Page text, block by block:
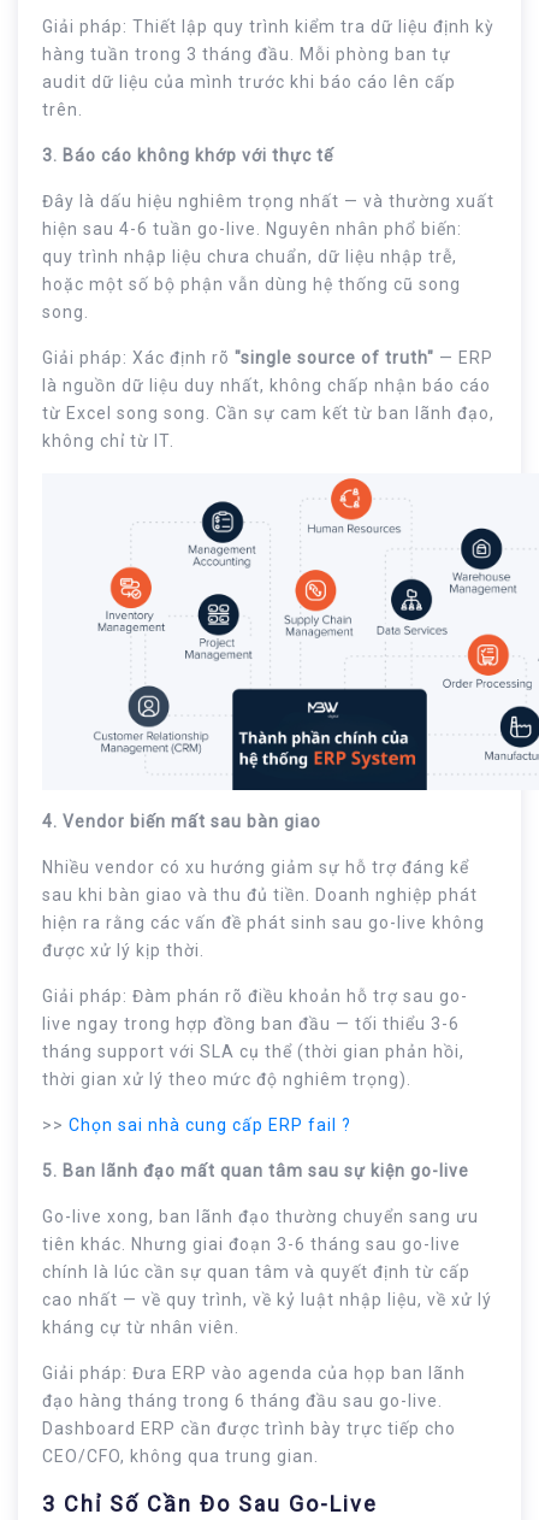
Giải pháp: Thiết lập quy trình kiểm tra dữ liệu định kỳ
hàng tuần trong 3 tháng đầu. Mỗi phòng ban tự
audit dữ liệu của mình trước khi báo cáo lên cấp
trên.
3. Báo cáo không khớp với thực tế
Đây là dấu hiệu nghiêm trọng nhất — và thường xuất
hiện sau 4-6 tuần go-live. Nguyên nhân phổ biến:
quy trình nhập liệu chưa chuẩn, dữ liệu nhập trễ,
hoặc một số bộ phận vẫn dùng hệ thống cũ song
song.
Giải pháp: Xác định rõ "single source of truth" — ERP
là nguồn dữ liệu duy nhất, không chấp nhận báo cáo
từ Excel song song. Cần sự cam kết từ ban lãnh đạo,
không chỉ từ IT.
4. Vendor biến mất sau bàn giao
Nhiều vendor có xu hướng giảm sự hỗ trợ đáng kể
sau khi bàn giao và thu đủ tiền. Doanh nghiệp phát
hiện ra rằng các vấn đề phát sinh sau go-live không
được xử lý kịp thời.
Giải pháp: Đàm phán rõ điều khoản hỗ trợ sau go-
live ngay trong hợp đồng ban đầu — tối thiểu 3-6
tháng support với SLA cụ thể (thời gian phản hồi,
thời gian xử lý theo mức độ nghiêm trọng).
>> Chọn sai nhà cung cấp ERP fail ?
5. Ban lãnh đạo mất quan tâm sau sự kiện go-live
Go-live xong, ban lãnh đạo thường chuyển sang ưu
tiên khác. Nhưng giai đoạn 3-6 tháng sau go-live
chính là lúc cần sự quan tâm và quyết định từ cấp
cao nhất — về quy trình, về kỷ luật nhập liệu, về xử lý
kháng cự từ nhân viên.
Giải pháp: Đưa ERP vào agenda của họp ban lãnh
đạo hàng tháng trong 6 tháng đầu sau go-live.
Dashboard ERP cần được trình bày trực tiếp cho
CEO/CFO, không qua trung gian.
3 Chỉ Số Cần Đo Sau Go-Live